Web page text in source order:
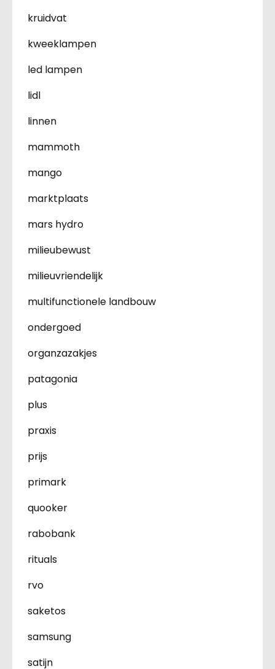
kruidvat
kweeklampen
led lampen
lidl
linnen
mammoth
mango
marktplaats
mars hydro
milieubewust
milieuvriendelijk
multifunctionele landbouw
ondergoed
organzazakjes
patagonia
plus
praxis
prijs
primark
quooker
rabobank
rituals
rvo
saketos
samsung
satijn